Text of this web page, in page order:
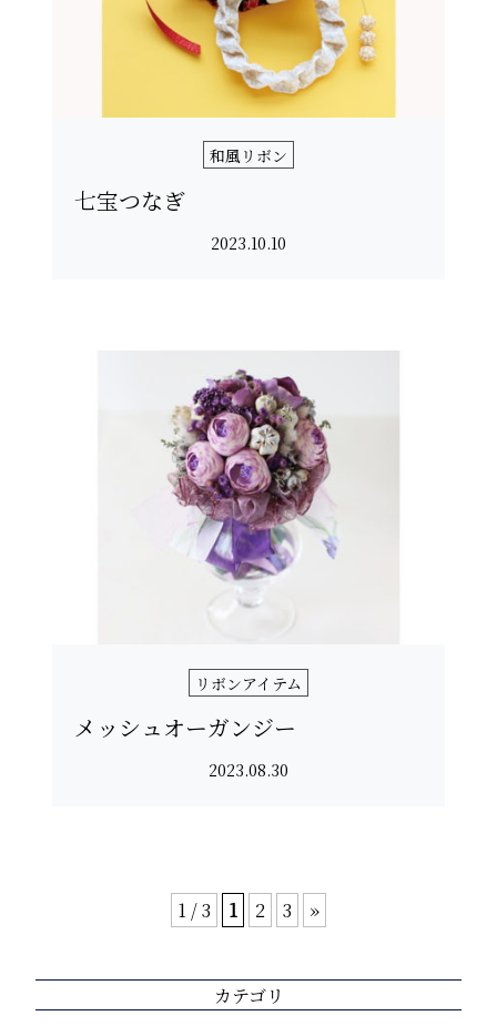
和風リボン
七宝つなぎ
2023.10.10
リボンアイテム
メッシュオーガンジー
2023.08.30
1 / 3 1 2 3 »
カテゴリ